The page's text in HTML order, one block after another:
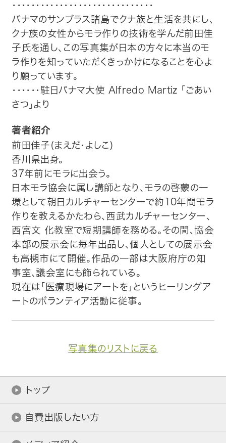
・・・・・・・・・・・・・・・・・・・・・・・・・・・・・・
パナマのサンブラス諸島でクナ族と生活を共にし、
クナ族の女性からモラ作りの技術を学んだ前田佳
子氏を通し、この写真集が日本の方々に本当のモ
ラ作りを知っていただくきっかけになることを心よ
り願っています。
・・・・・・駐日パナマ大使 Alfredo Martiz 「ごあい
さつ」より
著者紹介
前田佳子(まえだ・よしこ)
香川県出身。
37年前にモラに出会う。
日本モラ協会に属し講師となり、モラの啓蒙の一
環として朝日カルチャーセンターで約10年間モラ
作りを教えるかたわら、西武カルチャーセンター、
西宮文 化教室で短期講師を務める。その間、協会
本部の展示会に毎年出品し、個人としての展示会
も高槻市にて開催。作品の一部は大阪府庁の知
事室、議会室にも飾られている。
現在は「医療現場にアートを」というヒーリングア
ートのボランティア活動に従事。
写真集のリストに戻る
トップ
自費出版したい方